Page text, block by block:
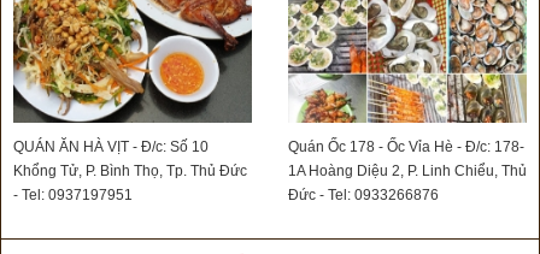
QUÁN ĂN HÀ VỊT - Đ/c: Số 10
Khổng Tử, P. Bình Thọ, Tp. Thủ Đức
- Tel: 0937197951
Quán Ốc 178 - Ốc Vỉa Hè - Đ/c: 178-
1A Hoàng Diệu 2, P. Linh Chiểu, Thủ
Đức - Tel: 0933266876